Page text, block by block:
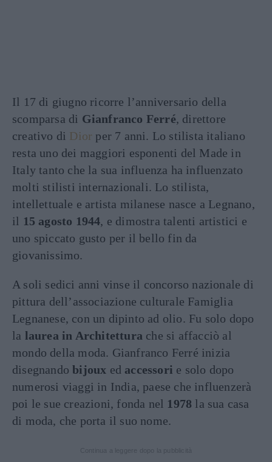
Il 17 di giugno ricorre l’anniversario della
scomparsa di Gianfranco Ferré, direttore
creativo di Dior per 7 anni. Lo stilista italiano
resta uno dei maggiori esponenti del Made in
Italy tanto che la sua influenza ha influenzato
molti stilisti internazionali. Lo stilista,
intellettuale e artista milanese nasce a Legnano,
il 15 agosto 1944, e dimostra talenti artistici e
uno spiccato gusto per il bello fin da
giovanissimo.
A soli sedici anni vinse il concorso nazionale di
pittura dell’associazione culturale Famiglia
Legnanese, con un dipinto ad olio. Fu solo dopo
la laurea in Architettura che si affacciò al
mondo della moda. Gianfranco Ferré inizia
disegnando bijoux ed accessori e solo dopo
numerosi viaggi in India, paese che influenzerà
poi le sue creazioni, fonda nel 1978 la sua casa
di moda, che porta il suo nome.